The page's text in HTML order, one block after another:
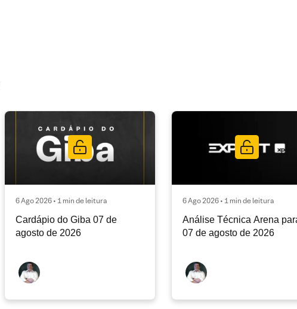
6 Ago 2026 • 1 min de leitura
Cardápio do Giba 07 de
agosto de 2026
6 Ago 2026 • 1 min de leitura
Análise Técnica Arena
07 de agosto de 2026